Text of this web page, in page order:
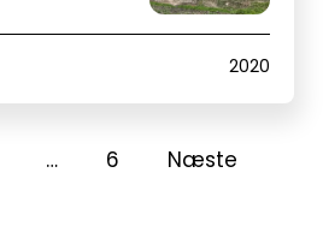
2020
… 6 Næste